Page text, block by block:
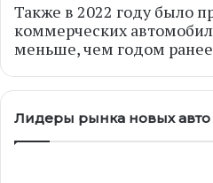
Также в 2022 году было
коммерческих
меньше, чем годом
Лидеры рынка новых авто